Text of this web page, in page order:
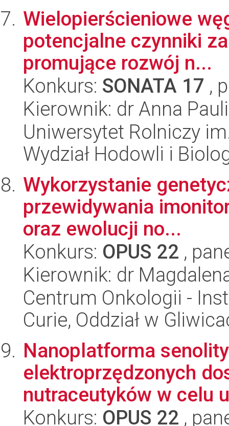
Wielopierścieniowe
potencjalne czynniki
promujące rozwój n...
Konkurs: SONATA 17 ,
Kierownik: dr Anna
Uniwersytet Rolniczy
Wydział Hodowli i
Wykorzystanie
przewidywania
oraz ewolucji no...
Konkurs: OPUS 22 ,
Kierownik: dr
Centrum Onkologii -
Curie, Oddział w
Nanoplatforma
elektroprzędzonych
nutraceutyków w celu
Konkurs: OPUS 22 ,